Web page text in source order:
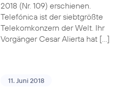
2018 (Nr. 109) erschienen.
Telefónica ist der siebtgrößte
Telekomkonzern der Welt. Ihr
Vorgänger Cesar Alierta hat […]
11. Juni 2018